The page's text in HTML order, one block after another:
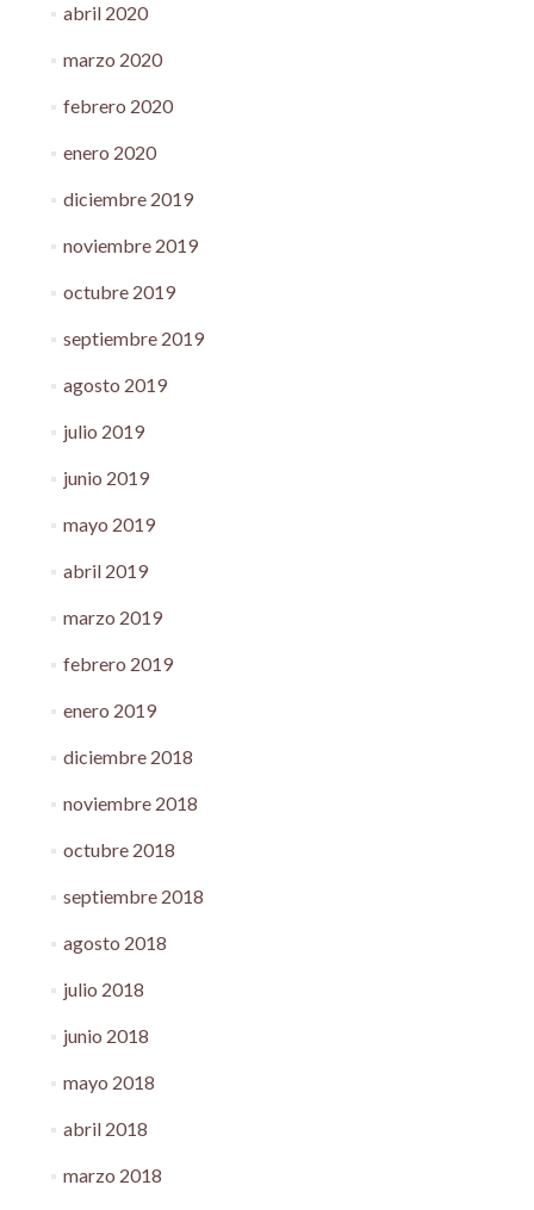
abril 2020
marzo 2020
febrero 2020
enero 2020
diciembre 2019
noviembre 2019
octubre 2019
septiembre 2019
agosto 2019
julio 2019
junio 2019
mayo 2019
abril 2019
marzo 2019
febrero 2019
enero 2019
diciembre 2018
noviembre 2018
octubre 2018
septiembre 2018
agosto 2018
julio 2018
junio 2018
mayo 2018
abril 2018
marzo 2018